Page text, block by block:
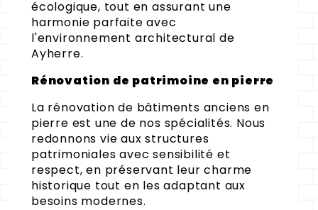
écologique, tout en assurant une
harmonie parfaite avec
l'environnement architectural de
Ayherre.
Rénovation de patrimoine en pierre
La rénovation de bâtiments anciens en
pierre est une de nos spécialités. Nous
redonnons vie aux structures
patrimoniales avec sensibilité et
respect, en préservant leur charme
historique tout en les adaptant aux
besoins modernes.